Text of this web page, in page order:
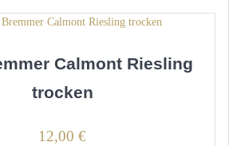
Calmont Riesling
trocken
12,00 €